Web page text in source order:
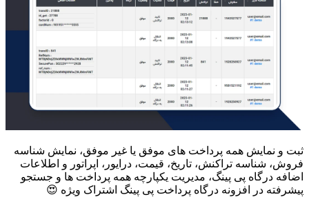
ثبت و نمایش همه پرداخت های موفق یا غیر موفق، نمایش شناسه
فروش، شناسه تراکنش، تاریخ، قیمت، درایور، اپراتور و اطلاعات
اضافه درگاه پی پینگ، مدیریت یکپارچه همه پرداخت ها و جستجو
پیشرفته در افزونه درگاه پرداخت پی پینگ اشتراک ویژه 😍